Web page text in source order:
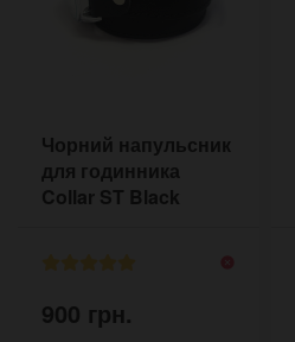
Чорний напульсник
для годинника
Collar ST Black
900 грн.